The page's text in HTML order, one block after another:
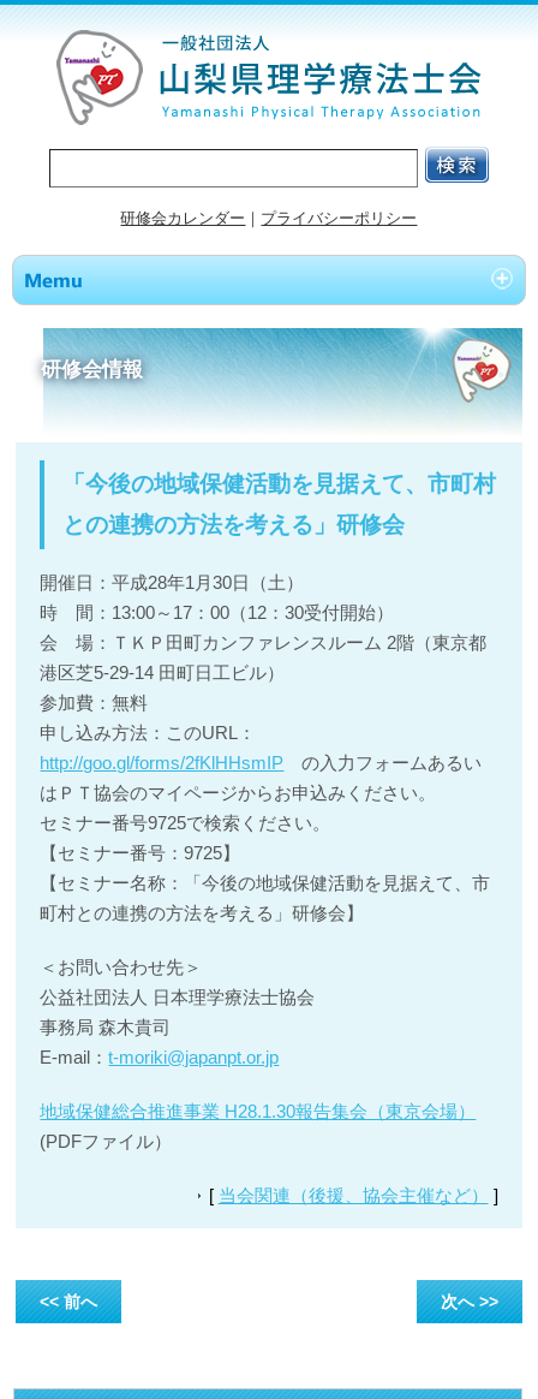
研修会カレンダー ｜ プライバシーポリシー
研修会情報
「今後の地域保健活動を見据えて、市町村
との連携の方法を考える」研修会
開催日：平成28年1月30日（土）
時 間：13:00～17：00（12：30受付開始）
会 場：ＴＫＰ田町カンファレンスルーム 2階（東京都
港区芝5-29-14 田町日工ビル）
参加費：無料
申し込み方法：このURL：
http://goo.gl/forms/2fKlHHsmIP の入力フォームあるい
はＰＴ協会のマイページからお申込みください。
セミナー番号9725で検索ください。
【セミナー番号：9725】
【セミナー名称：「今後の地域保健活動を見据えて、市
町村との連携の方法を考える」研修会】
＜お問い合わせ先＞
公益社団法人 日本理学療法士協会
事務局 森木貴司
E-mail：t-moriki@japanpt.or.jp
地域保健総合推進事業 H28.1.30報告集会（東京会場）
(PDFファイル）
[ 当会関連（後援、協会主催など） ]
<< 前へ 次へ >>